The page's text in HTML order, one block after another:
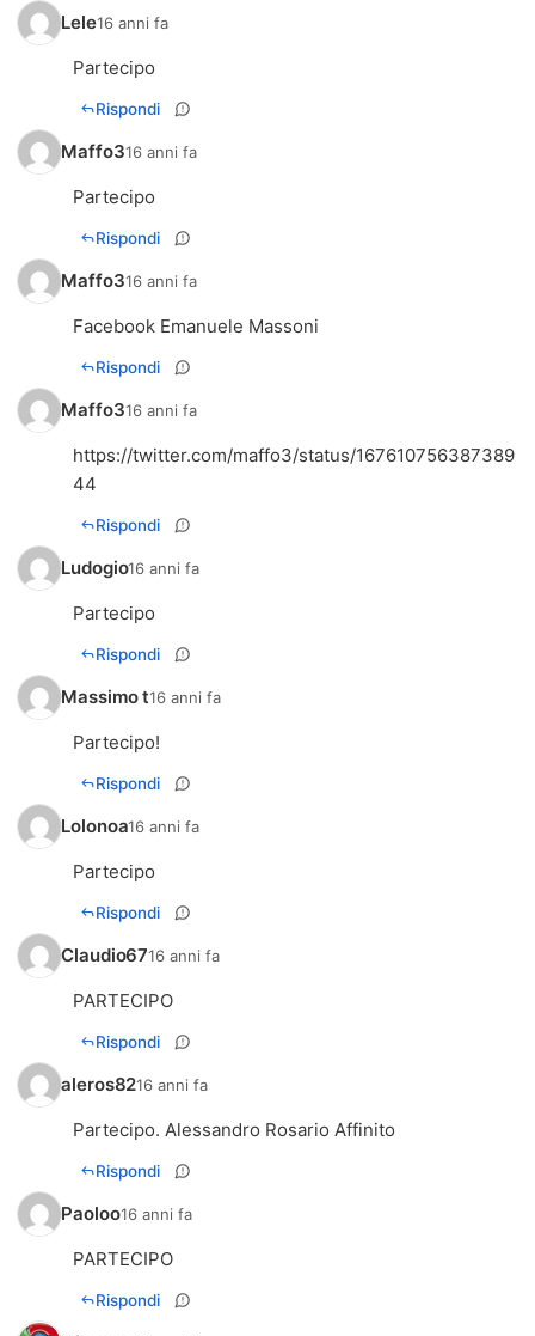
Lele16 anni fa
Partecipo
Rispondi
Maffo316 anni fa
Partecipo
Rispondi
Maffo316 anni fa
Facebook Emanuele Massoni
Rispondi
Maffo316 anni fa
https://twitter.com/maffo3/status/167610756387389
44
Rispondi
Ludogio16 anni fa
Partecipo
Rispondi
Massimo t16 anni fa
Partecipo!
Rispondi
Lolonoa16 anni fa
Partecipo
Rispondi
Claudio6716 anni fa
PARTECIPO
Rispondi
aleros8216 anni fa
Partecipo. Alessandro Rosario Affinito
Rispondi
Paoloo16 anni fa
PARTECIPO
Rispondi